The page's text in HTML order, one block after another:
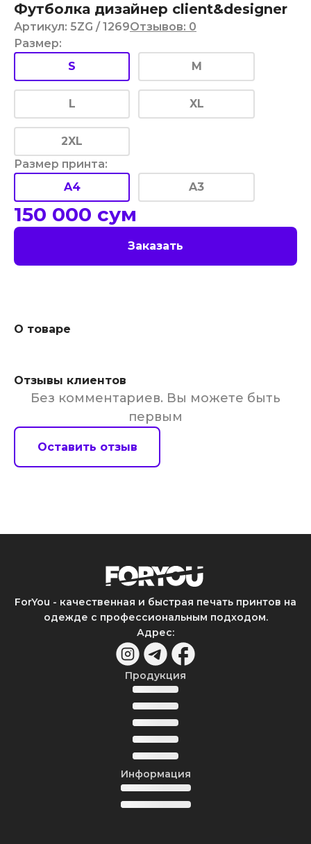
Футболка дизайнер client&designer
Артикул: 5ZG / 1269Отзывов: 0
Размер:
S
M
L XL
2XL
Размер принта:
A4
A3
150 000 сум
Заказать
О товаре
Отзывы клиентов
Без комментариев. Вы можете быть
первым
Оставить отзыв
ForYou - качественная и быстрая печать принтов на
одежде с профессиональным подходом.
Адрес:
Продукция
Информация